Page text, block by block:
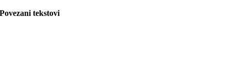
Povezani tekstovi